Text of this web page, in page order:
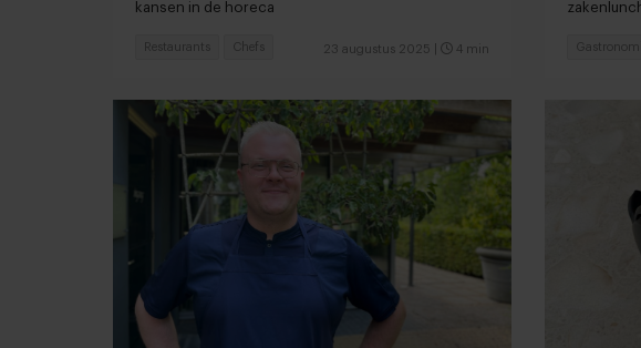
kansen in de horeca
23 augustus 2025 4 min
Restaurants Chefs